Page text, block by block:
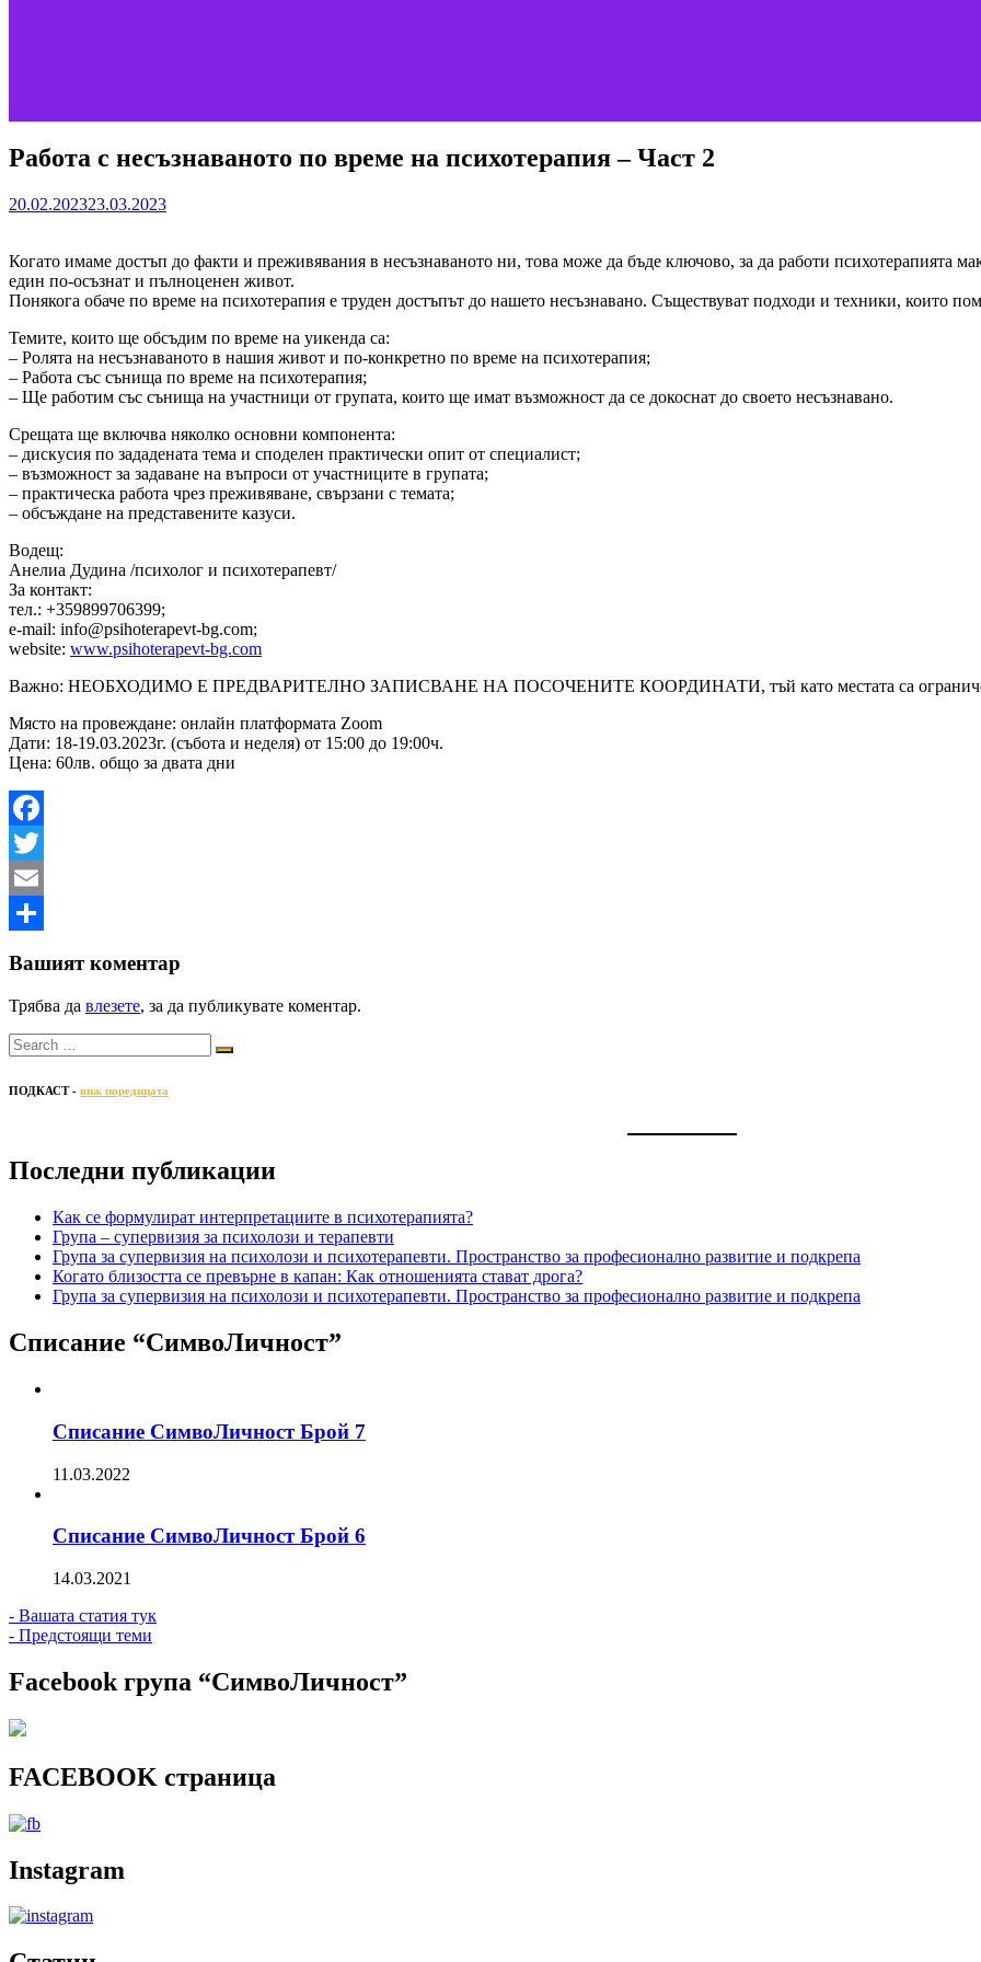
Работа с несъзнаваното по време на психотерапия – Част 2
20.02.202323.03.2023
Когато имаме достъп до факти и преживявания в несъзнаваното ни, това може да бъде ключово, за да работи психотерапията
един по-осъзнат и пълноценен живот.
Понякога обаче по време на психотерапия е труден достъпът до нашето несъзнавано. Съществуват подходи и техники, които
Темите, които ще обсъдим по време на уикенда са:
– Ролята на несъзнаваното в нашия живот и по-конкретно по време на психотерапия;
– Работа със сънища по време на психотерапия;
– Ще работим със сънища на участници от групата, които ще имат възможност да се докоснат до своето несъзнавано.
Срещата ще включва няколко основни компонента:
– дискусия по зададената тема и споделен практически опит от специалист;
– възможност за задаване на въпроси от участниците в групата;
– практическа работа чрез преживяване, свързани с темата;
– обсъждане на представените казуси.
Водещ:
Анелиа Дудина /психолог и психотерапевт/
За контакт:
тел.: +359899706399;
e-mail: info@psihoterapevt-bg.com;
website: www.psihoterapevt-bg.com
Важно: НЕОБХОДИМО Е ПРЕДВАРИТЕЛНО ЗАПИСВАНЕ НА ПОСОЧЕНИТЕ КООРДИНАТИ, тъй като местата са
Място на провеждане: онлайн платформата Zoom
Дати: 18-19.03.2023г. (събота и неделя) от 15:00 до 19:00ч.
Цена: 60лв. общо за двата дни
Facebook
Twitter
Email
Вашият коментар
Трябва да влезете, за да публикувате коментар.
ПОДКАСТ - виж поредицата
Последни публикации
Как се формулират интерпретациите в психотерапията?
Група – супервизия за психолози и терапевти
Група за супервизия на психолози и психотерапевти. Пространство за професионално развитие и подкрепа
Когато близостта се превърне в капан: Как отношенията стават дрога?
Група за супервизия на психолози и психотерапевти. Пространство за професионално развитие и подкрепа
Списание “СимвоЛичност”
Списание СимвоЛичност Брой 7
11.03.2022
Списание СимвоЛичност Брой 6
14.03.2021
- Вашата статия тук
- Предстоящи теми
Facebook група “СимвоЛичност”
FACEBOOK страница
Instagram